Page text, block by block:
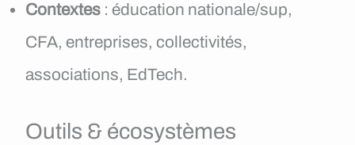
Contextes : éducation nationale/sup,
CFA, entreprises, collectivités,
associations, EdTech.
Outils & écosystèmes